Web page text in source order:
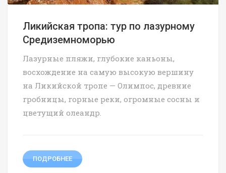
Ликийская тропа: тур по лазурному
Средиземноморью
Лазурные пляжи, глубокие каньоны,
восхождение на самую высокую вершину
на Ликийской тропе — Олимпос, древние
гробницы, горные реки, огромные сосны и
цветущий олеандр.
ПОДРОБНЕЕ